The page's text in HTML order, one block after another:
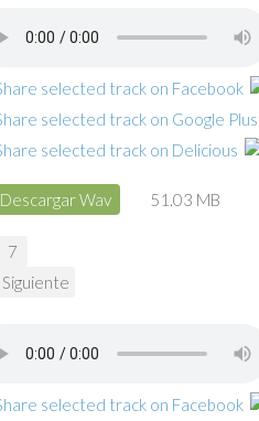
Descargar Wav 51.03 MB
7
Siguiente